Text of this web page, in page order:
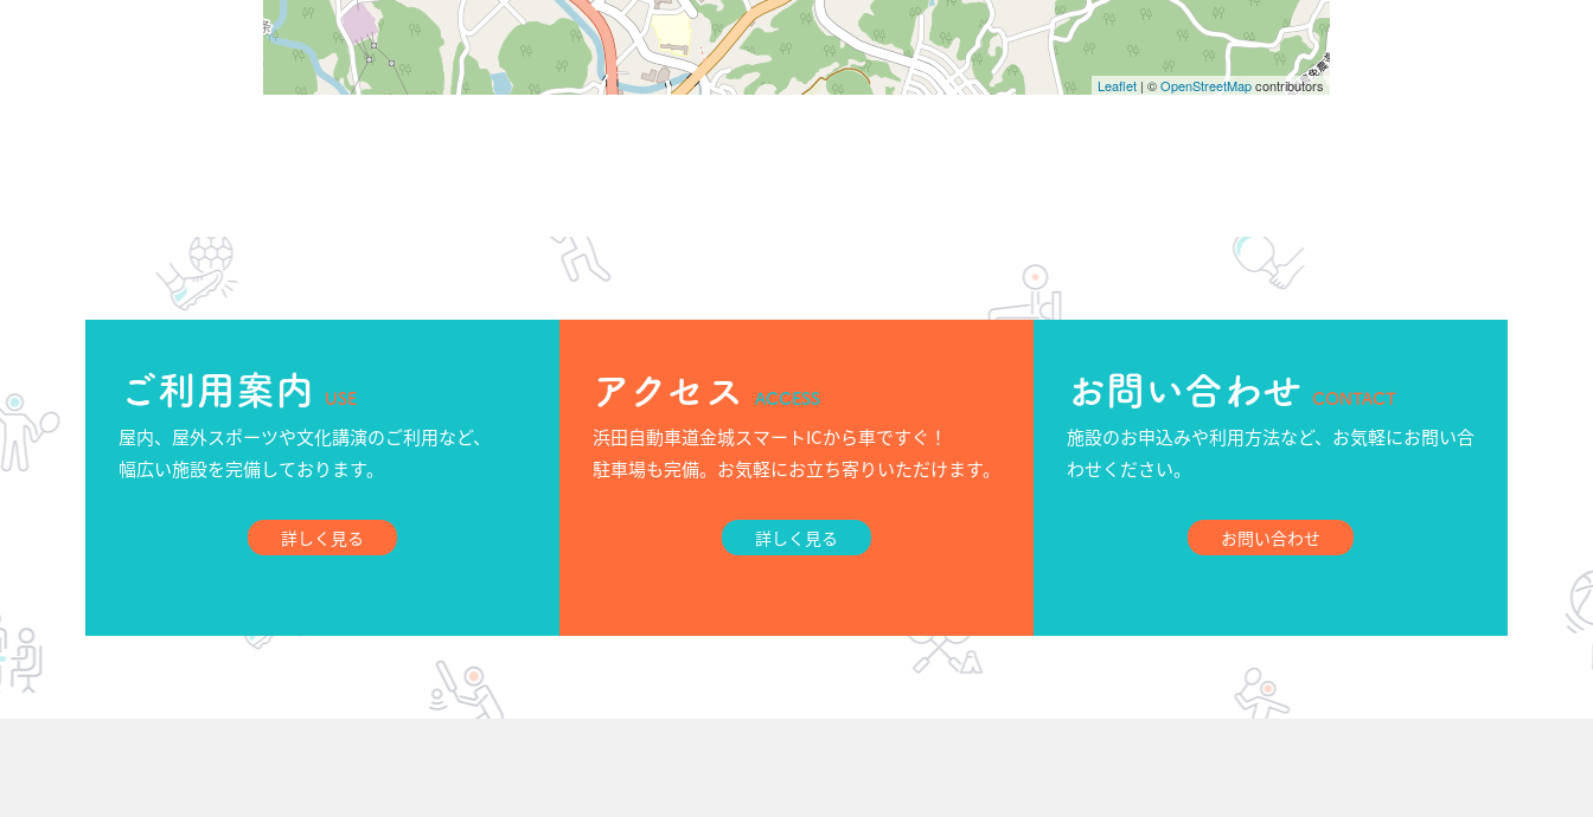
Leaflet | ©OpenStreetMapcontributors
ご利用案内 USE
屋内、屋外スポーツや文化講演のご利用など、
幅広い施設を完備しております。
詳しく見る
アクセス ACCESS
浜田自動車道金城スマートICから車ですぐ！
駐車場も完備。お気軽にお立ち寄りいただけます。
詳しく見る
お問い合わせ CONTACT
施設のお申込みや利用方法など、お気軽にお問い合
わせください。
お問い合わせ